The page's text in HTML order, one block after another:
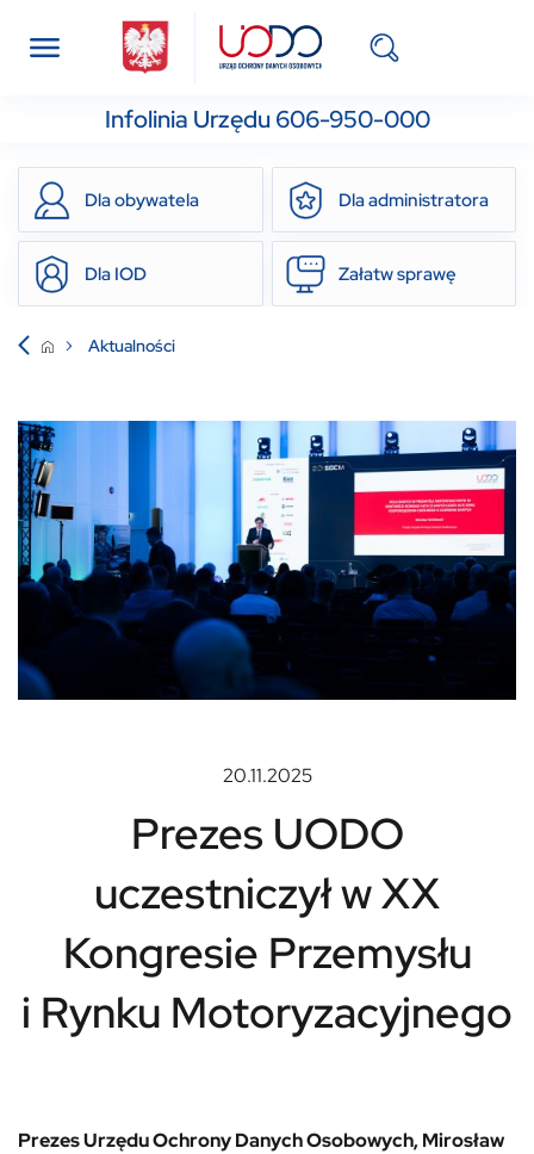
Infolinia Urzędu 606-950-000
Dla obywatela Dla administratora
Dla IOD Załatw sprawę
Aktualności
20.11.2025
Prezes UODO
uczestniczył w XX
Kongresie Przemysłu
i Rynku Motoryzacyjnego
Prezes Urzędu Ochrony Danych Osobowych, Mirosław